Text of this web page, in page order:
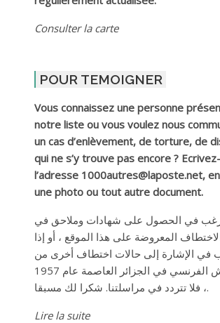
Consulter la carte
POUR TEMOIGNER
Vous connaissez une personne
notre liste ou vous voulez nous
un cas d’enlèvement, de torture, de
qui ne s’y trouve pas encore ?
l’adresse 1000autres@laposte.net,
une photo ou tout autre document.
في الحصول على شهادات وملاحق في
المعروضة على هذا الموقع ، أو إذا
في الإشارة إلى حالات اختطاف أخرى من
قبل الجيش الفرنسي في الجزائر العاصمة عام 1957
، فلا تتردد في مراسلتنا. شكرا لك مسبقا.
Lire la suite